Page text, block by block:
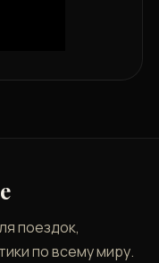
поездок,
по всему миру.